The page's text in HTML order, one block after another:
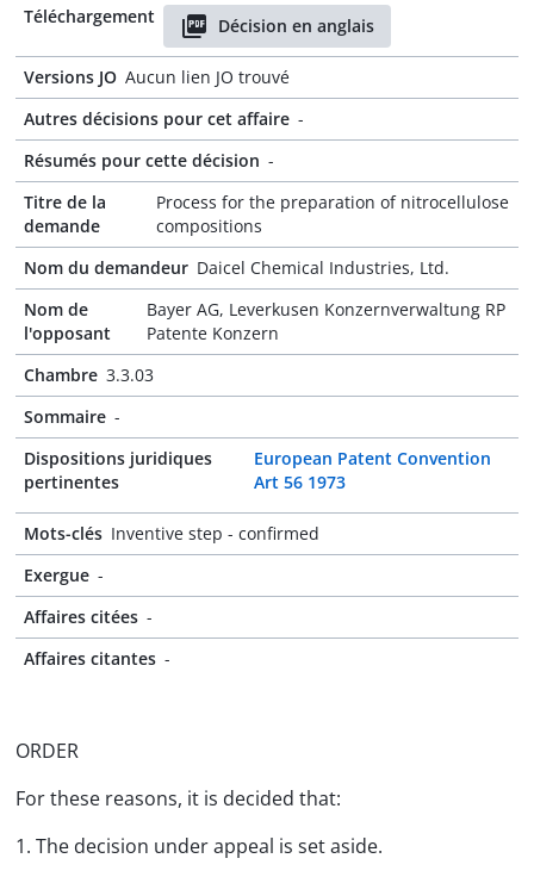
Téléchargement
Décision en anglais
Versions JO Aucun lien JO trouvé
Autres décisions pour cet affaire -
Résumés pour cette décision -
Titre de la
demande
Process for the preparation of nitrocellulose
compositions
Nom du demandeur Daicel Chemical Industries, Ltd.
Nom de
l'opposant
Bayer AG, Leverkusen Konzernverwaltung RP
Patente Konzern
Chambre 3.3.03
Sommaire -
Dispositions juridiques
pertinentes
European Patent Convention
Art 56 1973
Mots-clés Inventive step - confirmed
Exergue -
Affaires citées -
Affaires citantes -
ORDER
For these reasons, it is decided that:
1. The decision under appeal is set aside.